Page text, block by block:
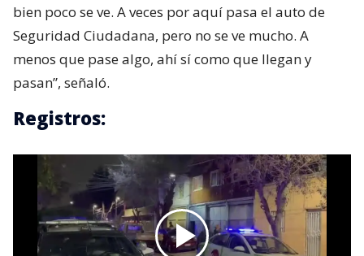
bien poco se ve. A veces por aquí pasa el auto de
Seguridad Ciudadana, pero no se ve mucho. A
menos que pase algo, ahí sí como que llegan y
pasan”, señaló.
Registros: